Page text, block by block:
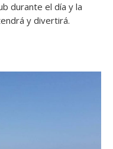
durante el día y la
y divertirá.